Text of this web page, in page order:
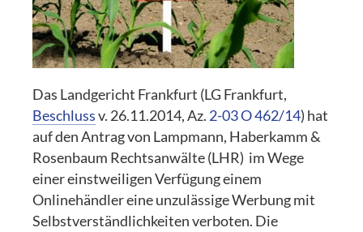
Das Landgericht Frankfurt (LG Frankfurt,
Beschlussv. 26.11.2014, Az. 2-03 O 462/14) hat
auf den Antrag von Lampmann, Haberkamm &
Rosenbaum Rechtsanwälte (LHR) im Wege
einer einstweiligen Verfügung einem
Onlinehändler eine unzulässige Werbung mit
Selbstverständlichkeiten verboten. Die